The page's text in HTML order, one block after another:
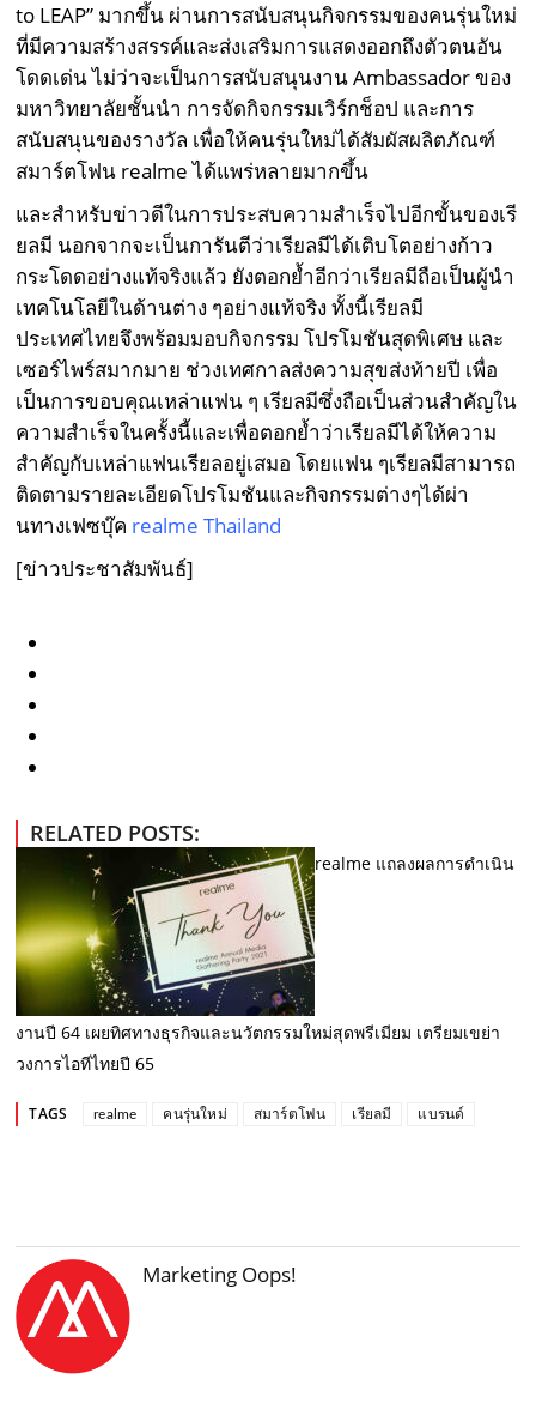
to LEAP” มากขึ้น ผ่านการสนับสนุนกิจกรรมของคนรุ่นใหม่
ที่มีความสร้างสรรค์และส่งเสริมการแสดงออกถึงตัวตนอัน
โดดเด่น ไม่ว่าจะเป็นการสนับสนุนงาน Ambassador ของ
มหาวิทยาลัยชั้นนำ การจัดกิจกรรมเวิร์กช็อป และการ
สนับสนุนของรางวัล เพื่อให้คนรุ่นใหม่ได้สัมผัสผลิตภัณฑ์
สมาร์ตโฟน realme ได้แพร่หลายมากขึ้น
และสำหรับข่าวดีในการประสบความสำเร็จไปอีกขั้นของเรี
ยลมี นอกจากจะเป็นการันตีว่าเรียลมีได้เติบโตอย่างก้าว
กระโดดอย่างแท้จริงแล้ว ยังตอกย้ำอีกว่าเรียลมีถือเป็นผู้นำ
เทคโนโลยีในด้านต่าง ๆอย่างแท้จริง ทั้งนี้เรียลมี
ประเทศไทยจึงพร้อมมอบกิจกรรม โปรโมชันสุดพิเศษ และ
เซอร์ไพร์สมากมาย ช่วงเทศกาลส่งความสุขส่งท้ายปี เพื่อ
เป็นการขอบคุณเหล่าแฟน ๆ เรียลมีซึ่งถือเป็นส่วนสำคัญใน
ความสำเร็จในครั้งนี้และเพื่อตอกย้ำว่าเรียลมีได้ให้ความ
สำคัญกับเหล่าแฟนเรียลอยู่เสมอ โดยแฟน ๆเรียลมีสามารถ
ติดตามรายละเอียดโปรโมชันและกิจกรรมต่างๆได้ผ่า
นทางเฟซบุ๊ค realme Thailand
[ข่าวประชาสัมพันธ์]
RELATED POSTS:
realme แถลงผลการดำเนิน
งานปี 64 เผยทิศทางธุรกิจและนวัตกรรมใหม่สุดพรีเมียม เตรียมเขย่า
วงการไอทีไทยปี 65
TAGS realme คนรุ่นใหม่ สมาร์ตโฟน เรียลมี แบรนด์
Marketing Oops!